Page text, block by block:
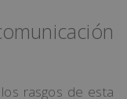
rasgos de esta